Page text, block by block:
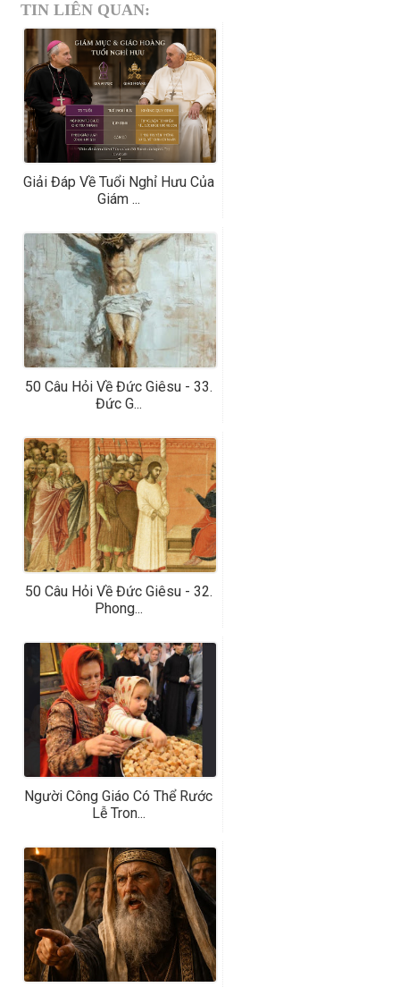
TIN LIÊN QUAN:
Giải Đáp Về Tuổi Nghỉ Hưu Của
Giám ...
50 Câu Hỏi Về Đức Giêsu - 33.
Đức G...
50 Câu Hỏi Về Đức Giêsu - 32.
Phong...
Người Công Giáo Có Thể Rước
Lễ Tron...